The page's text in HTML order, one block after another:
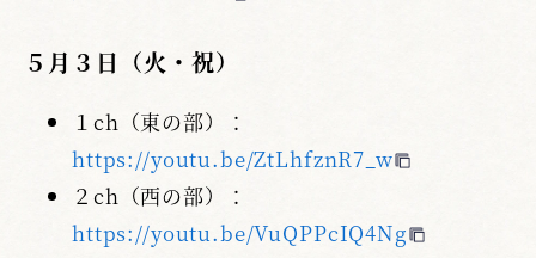
５月３日（火・祝）
１ch（東の部）：
https://youtu.be/ZtLhfznR7_w
２ch（西の部）：
https://youtu.be/VuQPPcIQ4Ng